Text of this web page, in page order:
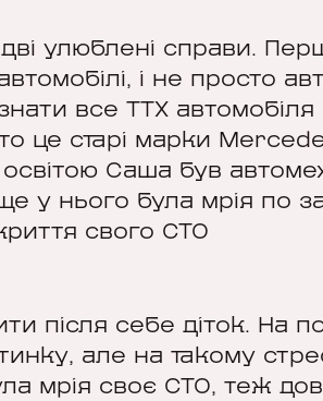
улюблені справи.
і не просто
все ТТХ автомобіля
це старі марки
Саша був
у нього була мрія по
свого СТО
після себе діток. На
але на такому
мрія своє СТО, теж